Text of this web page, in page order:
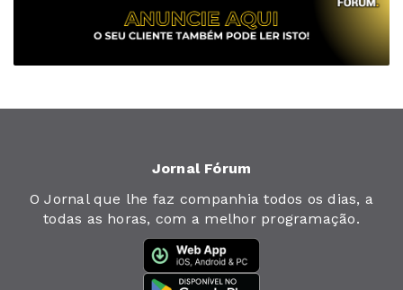
Jornal Fórum
O Jornal que lhe faz companhia todos os dias, a
todas as horas, com a melhor programação.